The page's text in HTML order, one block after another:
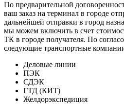
По предварительной
ваш заказ на терминал в городе
дальнейшей отправки в город
мы можем включить в счет
ТК в городе получателя. По
следующие транспортные
Деловые линии
ПЭК
СДЭК
ГТД (КИТ)
Желдорэкспедиция